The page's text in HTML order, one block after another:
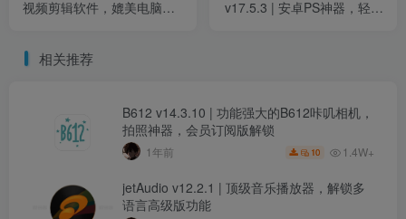
视频剪辑软件，媲美电脑剪
v17.5.3 | 安卓PS神器，轻松
相关推荐
B612 v14.3.10 | 功能强大的B612咔叽相机，
拍照神器，会员订阅版解锁
1年前 10 1.4W+
jetAudio v12.2.1 | 顶级音乐播放器，解锁多
语言高级版功能